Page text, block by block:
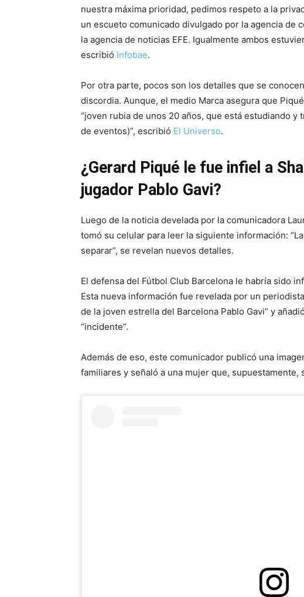
nuestra máxima prioridad, pedimos respeto a la
un escueto comunicado divulgado por la agencia de
la agencia de noticias EFE. Igualmente ambos
escribió Infobae.
Por otra parte, pocos son los detalles que se
discordia. Aunque, el medio Marca asegura que
“joven rubia de unos 20 años, que está estudiando y
de eventos)”, escribió El Universo.
¿Gerard Piqué le fue infiel a
jugador Pablo Gavi?
Luego de la noticia develada por la comunicadora
tomó su celular para leer la siguiente información:
separar”, se revelan nuevos detalles.
El defensa del Fútbol Club Barcelona le habría sido
Esta nueva información fue revelada por un
de la joven estrella del Barcelona Pablo Gavi” y
“incidente”.
Además de eso, este comunicador publicó una
familiares y señaló a una mujer que, supuestamente,